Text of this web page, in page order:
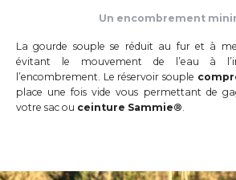
Un encombrement
La gourde souple se réduit au fur et à
évitant le mouvement de l’eau à
l’encombrement. Le réservoir souple
place une fois vide vous permettant de
votre sac ou ceinture Sammie®